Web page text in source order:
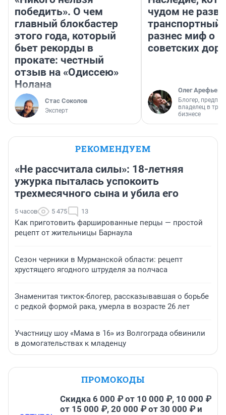
победить». О чем
главный блокбастер
этого года, который
бьет рекорды в
прокате: честный
отзыв на «Одиссею»
Нолана
Стас Соколов
Эксперт
чудом не
транспортный
разнес миф о
советских
Олег Арефьев
Блогер,
владелец в
бизнесе
РЕКОМЕНДУЕМ
«Не рассчитала силы»: 18-летняя
ужурка пыталась успокоить
трехмесячного сына и убила его
5 часов 5 475 13
Как приготовить фаршированные перцы — простой
рецепт от жительницы Барнаула
Сезон черники в Мурманской области: рецепт
хрустящего ягодного штруделя за полчаса
Знаменитая тикток-блогер, рассказывавшая о борьбе
с редкой формой рака, умерла в возрасте 26 лет
Участницу шоу «Мама в 16» из Волгограда обвинили
в домогательствах к младенцу
ПРОМОКОДЫ
Скидка 6 000 ₽ от 10 000 ₽, 10 000 ₽
от 15 000 ₽, 20 000 ₽ от 30 000 ₽ и